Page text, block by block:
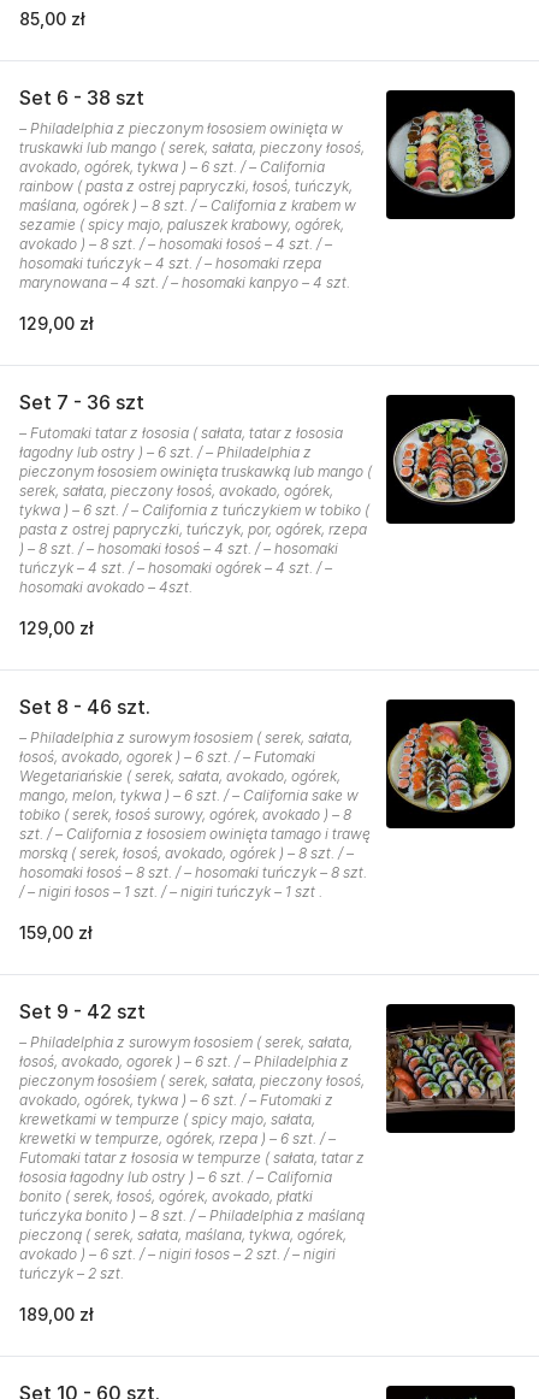
85,00 zł
Set 6 - 38 szt
– Philadelphia z pieczonym łososiem owinięta w
truskawki lub mango ( serek, sałata, pieczony łosoś,
avokado, ogórek, tykwa ) – 6 szt. / – California
rainbow ( pasta z ostrej papryczki, łosoś, tuńczyk,
maślana, ogórek ) – 8 szt. / – California z krabem w
sezamie ( spicy majo, paluszek krabowy, ogórek,
avokado ) – 8 szt. / – hosomaki łosoś – 4 szt. / –
hosomaki tuńczyk – 4 szt. / – hosomaki rzepa
marynowana – 4 szt. / – hosomaki kanpyo – 4 szt.
129,00 zł
Set 7 - 36 szt
– Futomaki tatar z łososia ( sałata, tatar z łososia
łagodny lub ostry ) – 6 szt. / – Philadelphia z
pieczonym łososiem owinięta truskawką lub mango (
serek, sałata, pieczony łosoś, avokado, ogórek,
tykwa ) – 6 szt. / – California z tuńczykiem w tobiko (
pasta z ostrej papryczki, tuńczyk, por, ogórek, rzepa
) – 8 szt. / – hosomaki łosoś – 4 szt. / – hosomaki
tuńczyk – 4 szt. / – hosomaki ogórek – 4 szt. / –
hosomaki avokado – 4szt.
129,00 zł
Set 8 - 46 szt.
– Philadelphia z surowym łososiem ( serek, sałata,
łosoś, avokado, ogorek ) – 6 szt. / – Futomaki
Wegetariańskie ( serek, sałata, avokado, ogórek,
mango, melon, tykwa ) – 6 szt. / – California sake w
tobiko ( serek, łosoś surowy, ogórek, avokado ) – 8
szt. / – California z łososiem owinięta tamago i trawę
morską ( serek, łosoś, avokado, ogórek ) – 8 szt. / –
hosomaki łosoś – 8 szt. / – hosomaki tuńczyk – 8 szt.
/ – nigiri łosos – 1 szt. / – nigiri tuńczyk – 1 szt .
159,00 zł
Set 9 - 42 szt
– Philadelphia z surowym łososiem ( serek, sałata,
łosoś, avokado, ogorek ) – 6 szt. / – Philadelphia z
pieczonym łosośiem ( serek, sałata, pieczony łosoś,
avokado, ogórek, tykwa ) – 6 szt. / – Futomaki z
krewetkami w tempurze ( spicy majo, sałata,
krewetki w tempurze, ogórek, rzepa ) – 6 szt. / –
Futomaki tatar z łososia w tempurze ( sałata, tatar z
łososia łagodny lub ostry ) – 6 szt. / – California
bonito ( serek, łosoś, ogórek, avokado, płatki
tuńczyka bonito ) – 8 szt. / – Philadelphia z maślaną
pieczoną ( serek, sałata, maślana, tykwa, ogórek,
avokado ) – 6 szt. / – nigiri łosos – 2 szt. / – nigiri
tuńczyk – 2 szt.
189,00 zł
Set 10 - 60 szt.